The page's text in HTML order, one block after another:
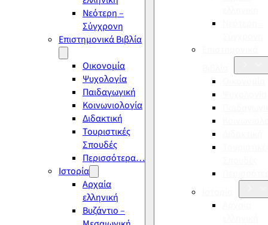
Νεότερη –
Σύγχρονη
Επιστημονικά Βιβλία
Οικονομία
Ψυχολογία
Παιδαγωγική
Κοινωνιολογία
Διδακτική
Τουριστικές
Σπουδές
Περισσότερα…
Ιστορία
Αρχαία
ελληνική
Βυζάντιο –